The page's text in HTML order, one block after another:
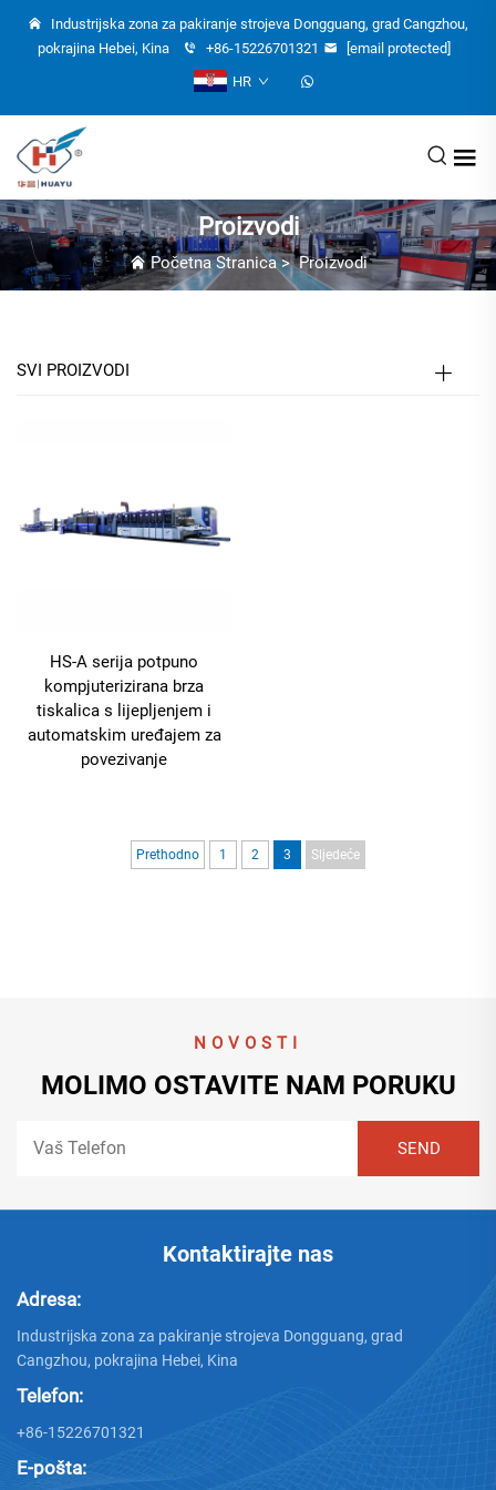
Industrijska zona za pakiranje strojeva Dongguang, grad Cangzhou,
pokrajina Hebei, Kina
+86-15226701321
[email protected]
HR
Proizvodi
Početna Stranica>Proizvodi
SVI PROIZVODI
HS-A serija potpuno
kompjuterizirana brza
tiskalica s lijepljenjem i
automatskim uređajem za
povezivanje
Prethodno 1 2 3 Sljedeće
NOVOSTI
MOLIMO OSTAVITE NAM PORUKU
Kontaktirajte nas
Adresa:
Industrijska zona za pakiranje strojeva Dongguang, grad
Cangzhou, pokrajina Hebei, Kina
Telefon:
+86-15226701321
E-pošta: